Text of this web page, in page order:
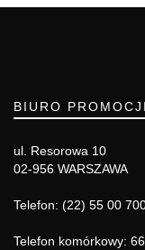
BIURO
ul. Resorowa 10
02-956 WARSZAWA
Telefon: (22) 55 00
Telefon komórkowy: